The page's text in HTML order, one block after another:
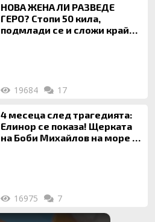
НОВА ЖЕНА ЛИ РАЗВЕДЕ
ГЕРО? Стопи 50 кила,
подмлади се и сложи край
19684 17
4 месеца след трагедията:
Елинор се показа! Щерката
на Боби Михайлов на море с
16975 7